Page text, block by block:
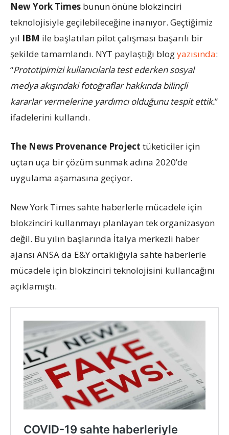
New York Times bunun önüne blokzinciri
teknolojisiyle geçilebileceğine inanıyor. Geçtiğimiz
yıl IBM ile başlatılan pilot çalışması başarılı bir
şekilde tamamlandı. NYT paylaştığı blogyazısında:
“Prototipimizi kullanıcılarla test ederken sosyal
medya akışındaki fotoğraflar hakkında bilinçli
kararlar vermelerine yardımcı olduğunu tespit ettik.”
ifadelerini kullandı.
The News Provenance Project tüketiciler için
uçtan uça bir çözüm sunmak adına 2020’de
uygulama aşamasına geçiyor.
New York Times sahte haberlerle mücadele için
blokzinciri kullanmayı planlayan tek organizasyon
değil. Bu yılın başlarında İtalya merkezli haber
ajansı ANSA da E&Y ortaklığıyla sahte haberlerle
mücadele için blokzinciri teknolojisini kullancağını
açıklamıştı.